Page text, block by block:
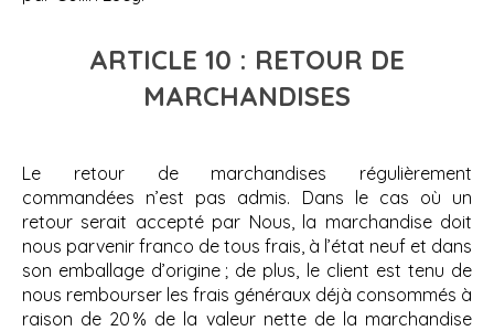
ARTICLE 10 : RETOUR DE
MARCHANDISES
Le retour de marchandises régulièrement
commandées n’est pas admis. Dans le cas où un
retour serait accepté par Nous, la marchandise doit
nous parvenir franco de tous frais, à l’état neuf et dans
son emballage d’origine ; de plus, le client est tenu de
nous rembourser les frais généraux déjà consommés à
raison de 20 % de la valeur nette de la marchandise